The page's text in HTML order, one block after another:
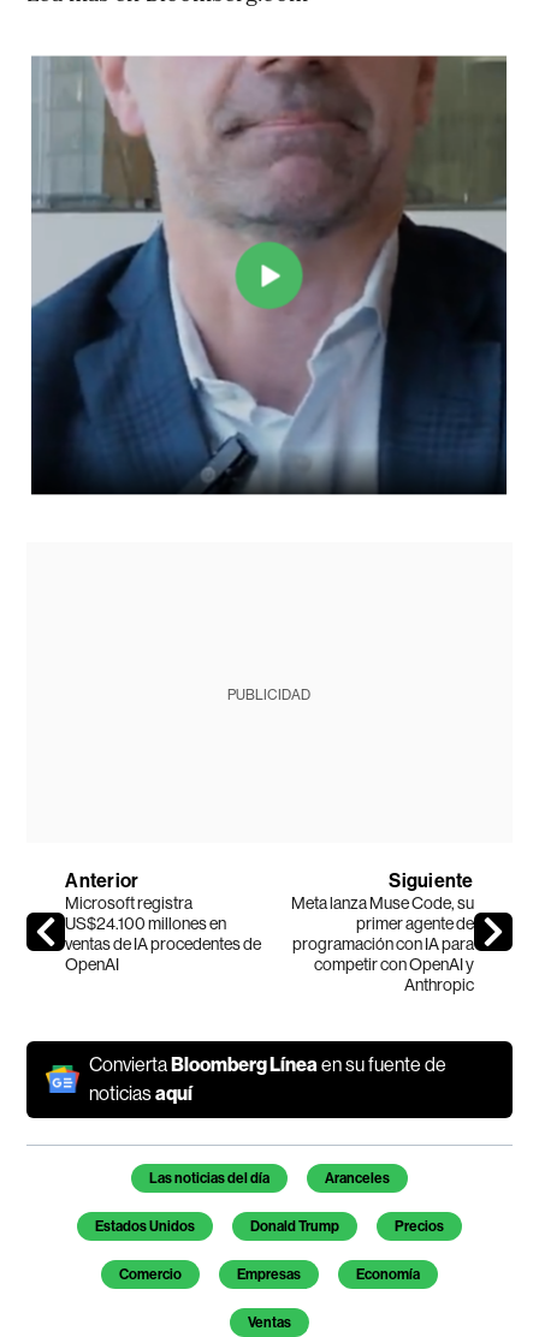
PUBLICIDAD
Anterior
Microsoft registra
US$24.100 millones en
ventas de IA procedentes de
OpenAI
Siguiente
Meta lanza Muse Code, su
primer agente de
programación con IA para
competir con OpenAI y
Anthropic
ConviertaBloomberg Línea en su fuente de
noticiasaquí
Temas de este artículo
Las noticias del día Aranceles
Estados Unidos Donald Trump Precios
Comercio Empresas Economía
Ventas